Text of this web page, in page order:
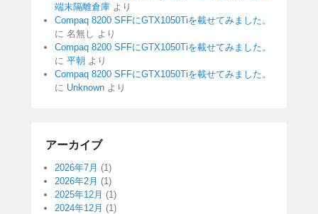
端末隔離倉庫 より
Compaq 8200 SFFにGTX1050Tiを載せてみました。
に 名無し より
Compaq 8200 SFFにGTX1050Tiを載せてみました。
に 平朝 より
Compaq 8200 SFFにGTX1050Tiを載せてみました。
に Unknown より
アーカイブ
2026年7月 (1)
2026年2月 (1)
2025年12月 (1)
2024年12月 (1)